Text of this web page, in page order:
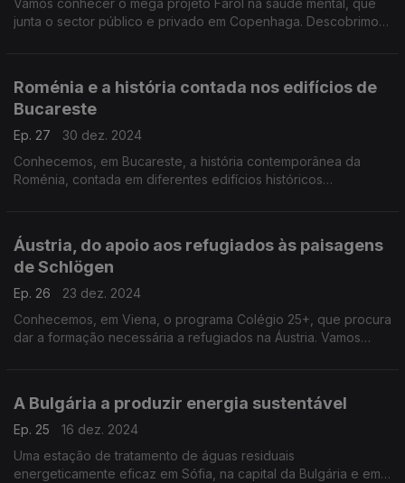
Vamos conhecer o mega projeto Farol na saúde mental, que
junta o sector público e privado em Copenhaga. Descobrimos
Roménia e a história contada nos edifícios de
Bucareste
Ep. 27
30 dez. 2024
Conhecemos, em Bucareste, a história contemporânea da
Roménia, contada em diferentes edifícios históricos
Áustria, do apoio aos refugiados às paisagens
de Schlögen
Ep. 26
23 dez. 2024
Conhecemos, em Viena, o programa Colégio 25+, que procura
dar a formação necessária a refugiados na Áustria. Vamos
A Bulgária a produzir energia sustentável
Ep. 25
16 dez. 2024
Uma estação de tratamento de águas residuais
energeticamente eficaz em Sófia, na capital da Bulgária e em